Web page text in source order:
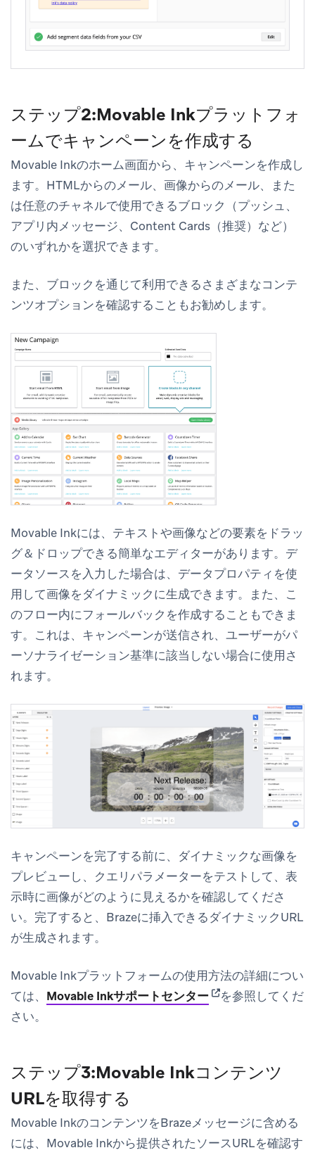
ステップ2:Movable Inkプラットフォ
ームでキャンペーンを作成する
Movable Inkのホーム画面から、キャンペーンを作成し
ます。HTMLからのメール、画像からのメール、また
は任意のチャネルで使用できるブロック（プッシュ、
アプリ内メッセージ、Content Cards（推奨）など）
のいずれかを選択できます。
また、ブロックを通じて利用できるさまざまなコンテ
ンツオプションを確認することもお勧めします。
Movable Inkには、テキストや画像などの要素をドラッ
グ＆ドロップできる簡単なエディターがあります。デ
ータソースを入力した場合は、データプロパティを使
用して画像をダイナミックに生成できます。また、こ
のフロー内にフォールバックを作成することもできま
す。これは、キャンペーンが送信され、ユーザーがパ
ーソナライゼーション基準に該当しない場合に使用さ
れます。
キャンペーンを完了する前に、ダイナミックな画像を
プレビューし、クエリパラメーターをテストして、表
示時に画像がどのように見えるかを確認してくださ
い。完了すると、Brazeに挿入できるダイナミックURL
が生成されます。
Movable Inkプラットフォームの使用方法の詳細につい
ては、 Movable Inkサポートセンター(opens in new tab)
を参照してくだ
さい。
ステップ3:Movable Inkコンテンツ
URLを取得する
Movable InkのコンテンツをBrazeメッセージに含める
には、Movable Inkから提供されたソースURLを確認す